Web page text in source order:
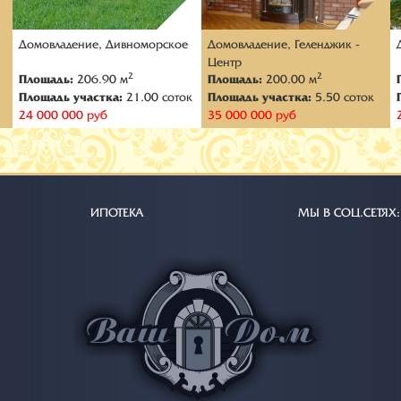
Домовладение, Дивноморское
Площадь: 206.90 м2
Площадь участка: 21.00 соток
24 000 000 руб
Домовладение, Геленджик -
Центр
Площадь: 200.00 м2
Площадь участка: 5.50 соток
35 000 000 руб
ИПОТЕКА МЫ В СОЦ.СЕТЯХ: